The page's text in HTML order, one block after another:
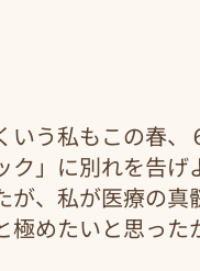
いう私もこの春、
ク」に別れを告げ
が、私が医療の
極めたいと思った